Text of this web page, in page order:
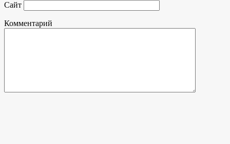
Сайт
Комментарий